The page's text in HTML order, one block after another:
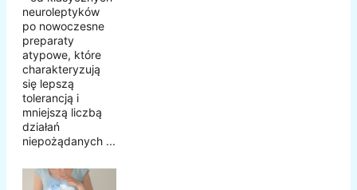
neuroleptyków
po nowoczesne
preparaty
atypowe, które
charakteryzują
się lepszą
tolerancją i
mniejszą liczbą
działań
niepożądanych ...